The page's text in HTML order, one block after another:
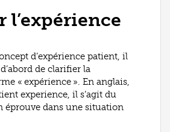
l’expérience
d’expérience patient, il
de clarifier la
« expérience ». En anglais,
experience, il s’agit du
éprouve dans une situation